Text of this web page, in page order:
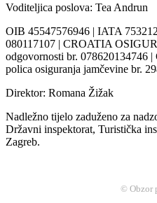
Voditeljica poslova: Tea Andrun
OIB 45547576946 | IATA
080117107 | CROATIA
odgovornosti br.
polica osiguranja jamčevine br.
Direktor: Romana Žižak
Nadležno tijelo zaduženo za
Državni inspektorat, Turistička
Zagreb.
© Obzor